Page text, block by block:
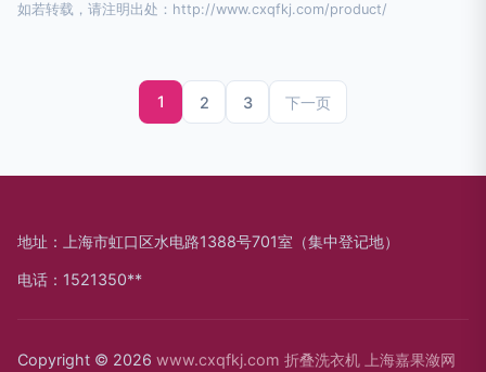
如若转载，请注明出处：http://www.cxqfkj.com/product/
1 2 3 下一页
地址：上海市虹口区水电路1388号701室（集中登记地）
电话：1521350**
Copyright © 2026 www.cxqfkj.com 折叠洗衣机 上海嘉果潋网